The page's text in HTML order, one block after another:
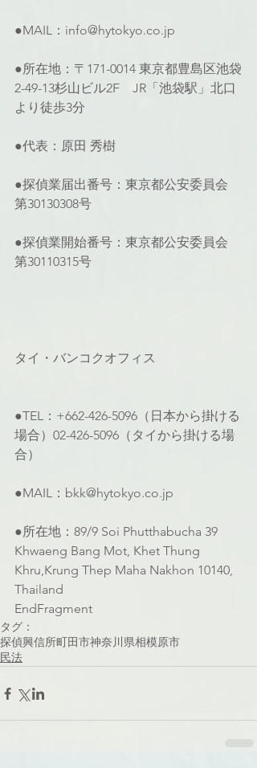
●MAIL：info@hytokyo.co.jp
●所在地：〒171-0014 東京都豊島区池袋
2-49-13杉山ビル2F　JR「池袋駅」北口
より徒歩3分
●代表：原田 秀樹
●探偵業届出番号：東京都公安委員会
第30130308号
●探偵業開始番号：東京都公安委員会
第30110315号
タイ・バンコクオフィス
●TEL：+662-426-5096（日本から掛ける
場合）02-426-5096（タイから掛ける場
合）
●MAIL：bkk@hytokyo.co.jp
●所在地：89/9 Soi Phutthabucha 39
Khwaeng Bang Mot, Khet Thung
Khru,Krung Thep Maha Nakhon 10140,
Thailand
EndFragment
タグ：
探偵興信所町田市神奈川県相模原市
民法